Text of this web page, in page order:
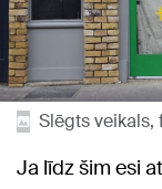
Slēgts veikals,
Ja līdz šim esi